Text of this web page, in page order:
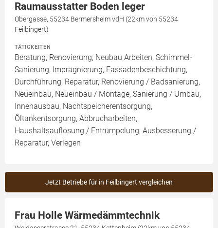
Raumausstatter Boden leger
Obergasse, 55234 Bermersheim vdH (22km von 55234
Feilbingert)
TÄTIGKEITEN
Beratung, Renovierung, Neubau Arbeiten, Schimmel-
Sanierung, Imprägnierung, Fassadenbeschichtung,
Durchführung, Reparatur, Renovierung / Badsanierung,
Neueinbau, Neueinbau / Montage, Sanierung / Umbau,
Innenausbau, Nachtspeicherentsorgung,
Öltankentsorgung, Abbrucharbeiten,
Haushaltsauflösung / Entrümpelung, Ausbesserung /
Reparatur, Verlegen
Jetzt Betriebe für in Feilbingert vergleichen
Frau Holle Wärmedämmtechnik